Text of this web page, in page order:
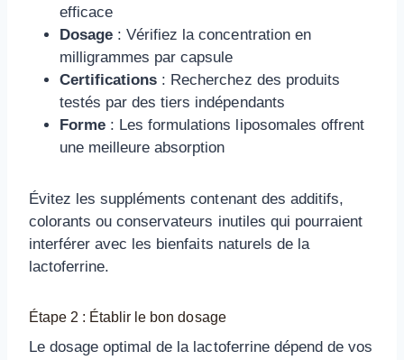
efficace
Dosage : Vérifiez la concentration en
milligrammes par capsule
Certifications : Recherchez des produits
testés par des tiers indépendants
Forme : Les formulations liposomales offrent
une meilleure absorption
Évitez les suppléments contenant des additifs,
colorants ou conservateurs inutiles qui pourraient
interférer avec les bienfaits naturels de la
lactoferrine.
Étape 2 : Établir le bon dosage
Le dosage optimal de la lactoferrine dépend de vos